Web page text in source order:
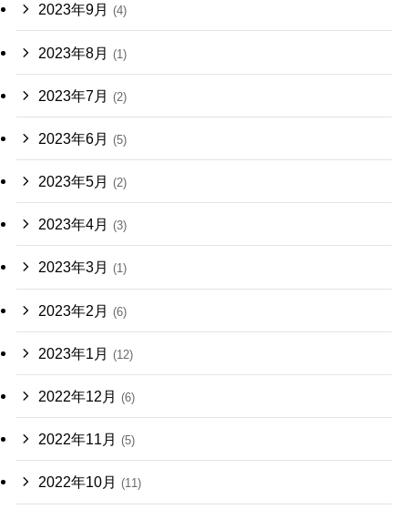
2023年9月 (4)
2023年8月 (1)
2023年7月 (2)
2023年6月 (5)
2023年5月 (2)
2023年4月 (3)
2023年3月 (1)
2023年2月 (6)
2023年1月 (12)
2022年12月 (6)
2022年11月 (5)
2022年10月 (11)